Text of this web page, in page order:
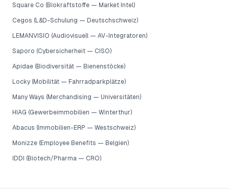
Square Co (Biokraftstoffe — Market Intel)
Cegos (L&D-Schulung — Deutschschweiz)
LEMANVISIO (Audiovisuell — AV-Integratoren)
Saporo (Cybersicherheit — CISO)
Apidae (Biodiversität — Bienenstöcke)
Locky (Mobilität — Fahrradparkplätze)
Many Ways (Merchandising — Universitäten)
HIAG (Gewerbeimmobilien — Winterthur)
Abacus (Immobilien-ERP — Westschweiz)
Monizze (Employee Benefits — Belgien)
IDDI (Biotech/Pharma — CRO)